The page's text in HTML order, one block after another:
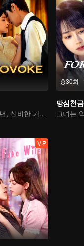
흑심 소년, 신비한 가수에게 빠지다
총30회
망심천금
VIP